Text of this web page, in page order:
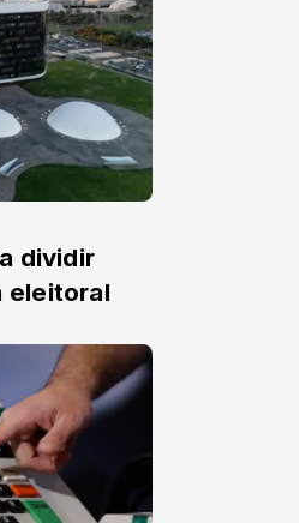
dividir
eleitoral